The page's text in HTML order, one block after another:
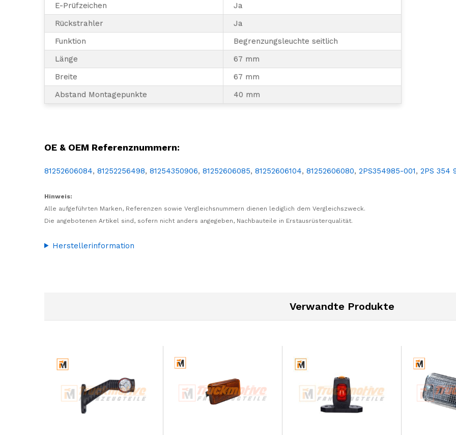
E-Prüfzeichen
Ja
Rückstrahler
Ja
Funktion
Begrenzungsleuchte seitlich
Länge
67 mm
Breite
67 mm
Abstand Montagepunkte
40 mm
OE & OEM Referenznummern:
81252606084, 81252256498, 81254350906, 81252606085, 81252606104, 81252606080, 2PS354985-001, 2PS 354
Hinweis:
Alle aufgeführten Marken, Referenzen sowie Vergleichsnummern dienen lediglich dem Vergleichszweck.
Die angebotenen Artikel sind, sofern nicht anders angegeben, Nachbauteile in Erstausrüsterqualität.
Herstellerinformation
Verwandte Produkte